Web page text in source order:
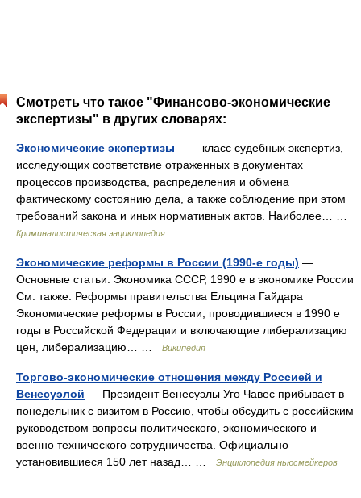
Смотреть что такое "Финансово-экономические
экспертизы" в других словарях:
Экономические экспертизы — класс судебных экспертиз,
исследующих соответствие отраженных в документах
процессов производства, распределения и обмена
фактическому состоянию дела, а также соблюдение при этом
требований закона и иных нормативных актов. Наиболее… …
Криминалистическая энциклопедия
Экономические реформы в России (1990-е годы) —
Основные статьи: Экономика СССР, 1990 е в экономике России
См. также: Реформы правительства Ельцина Гайдара
Экономические реформы в России, проводившиеся в 1990 е
годы в Российской Федерации и включающие либерализацию
цен, либерализацию… …
Википедия
Торгово‑экономические отношения между Россией и
Венесуэлой — Президент Венесуэлы Уго Чавес прибывает в
понедельник с визитом в Россию, чтобы обсудить с российским
руководством вопросы политического, экономического и
военно технического сотрудничества. Официально
установившиеся 150 лет назад… …
Энциклопедия ньюсмейкеров